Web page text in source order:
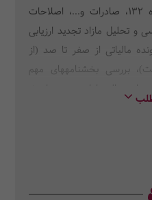
معافیتهای مالیاتی از جمله ماده 132، صادرات و...، اصلاحات
(1394/04/31)، بررسی و تحلیل مازاد تجدید ارزیابی
مالیاتی از صفر تا صد (از
بررسی بخشنامههای مهم
توان تولیدی، رفع موانع تولید،